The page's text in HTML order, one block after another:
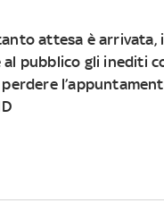
attesa è arrivata,
pubblico gli inediti